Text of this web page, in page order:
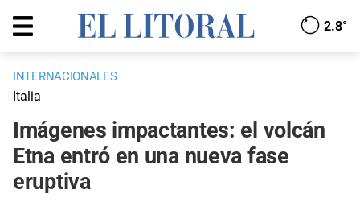
2.8°
INTERNACIONALES
Italia
Imágenes impactantes: el volcán
Etna entró en una nueva fase
eruptiva